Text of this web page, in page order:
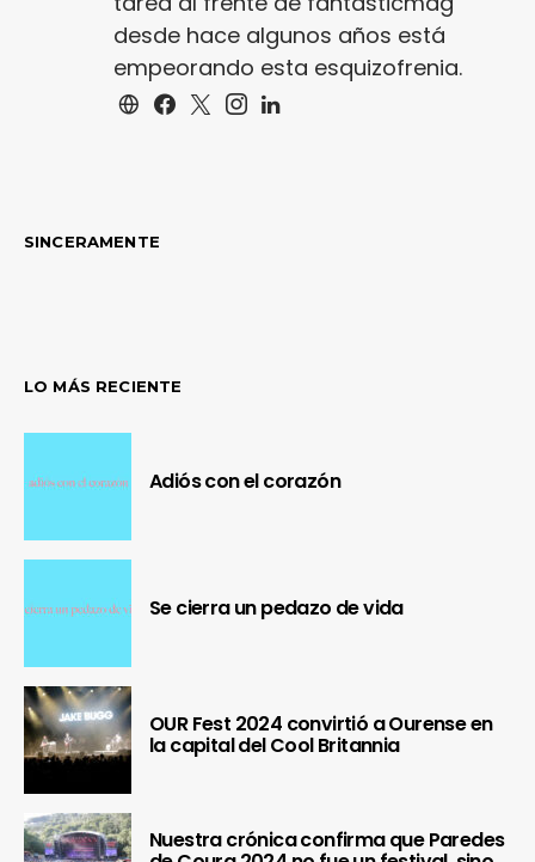
desde hace algunos años está
empeorando esta esquizofrenia.
SINCERAMENTE
LO MÁS RECIENTE
Adiós con el corazón
Se cierra un pedazo de vida
OUR Fest 2024 convirtió a Ourense en
la capital del Cool Britannia
Nuestra crónica confirma que Paredes